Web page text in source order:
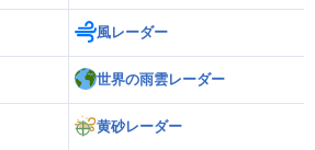
風レーダー
世界の雨雲レーダー
黄砂レーダー